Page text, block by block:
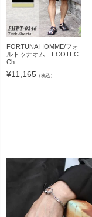
FORTUNA HOMME/フォ
ルトゥナオム ECOTEC
Ch...
¥11,165 （税込）